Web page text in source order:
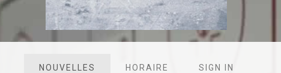
NOUVELLES HORAIRE SIGN IN